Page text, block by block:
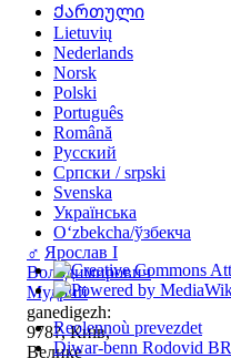
♂ Ярослав I
Володимирович
Мудрий
ganedigezh:
978?, Київ,
Велике
Ქართული
Lietuvių
Nederlands
Norsk
Polski
Português
Română
Русский
Српски / srpski
Svenska
Українська
Oʻzbekcha/ўзбекча
Reolennoù prevezdet
Diwar-benn Rodovid BR